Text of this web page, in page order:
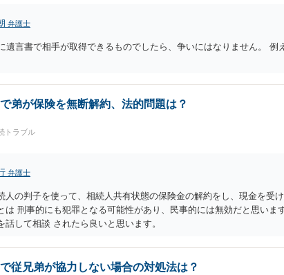
弁護士
遺言書で相手が取得できるものでしたら、争いにはなりません。
弟が保険を無断解約、法的問題は？
トラブル
弁護士
人の判子を使って、相続人共有状態の保険金の解約をし、現金を
は 刑事的にも犯罪となる可能性があり、民事的には無効だと思い
話して相談 されたら良いと思います。
従兄弟が協力しない場合の対処法は？